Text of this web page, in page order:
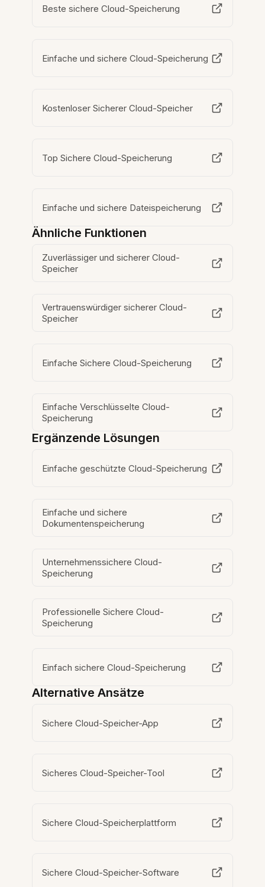
Beste sichere Cloud-Speicherung
Einfache und sichere Cloud-Speicherung
Kostenloser Sicherer Cloud-Speicher
Top Sichere Cloud-Speicherung
Einfache und sichere Dateispeicherung
Ähnliche Funktionen
Zuverlässiger und sicherer Cloud-
Speicher
Vertrauenswürdiger sicherer Cloud-
Speicher
Einfache Sichere Cloud-Speicherung
Einfache Verschlüsselte Cloud-
Speicherung
Ergänzende Lösungen
Einfache geschützte Cloud-Speicherung
Einfache und sichere
Dokumentenspeicherung
Unternehmenssichere Cloud-
Speicherung
Professionelle Sichere Cloud-
Speicherung
Einfach sichere Cloud-Speicherung
Alternative Ansätze
Sichere Cloud-Speicher-App
Sicheres Cloud-Speicher-Tool
Sichere Cloud-Speicherplattform
Sichere Cloud-Speicher-Software